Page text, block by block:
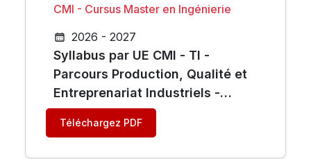
CMI - Cursus Master en Ingénierie
2026 - 2027
Syllabus par UE CMI - TI -
Parcours Production, Qualité et
Entreprenariat Industriels -
Chimie
Téléchargez PDF